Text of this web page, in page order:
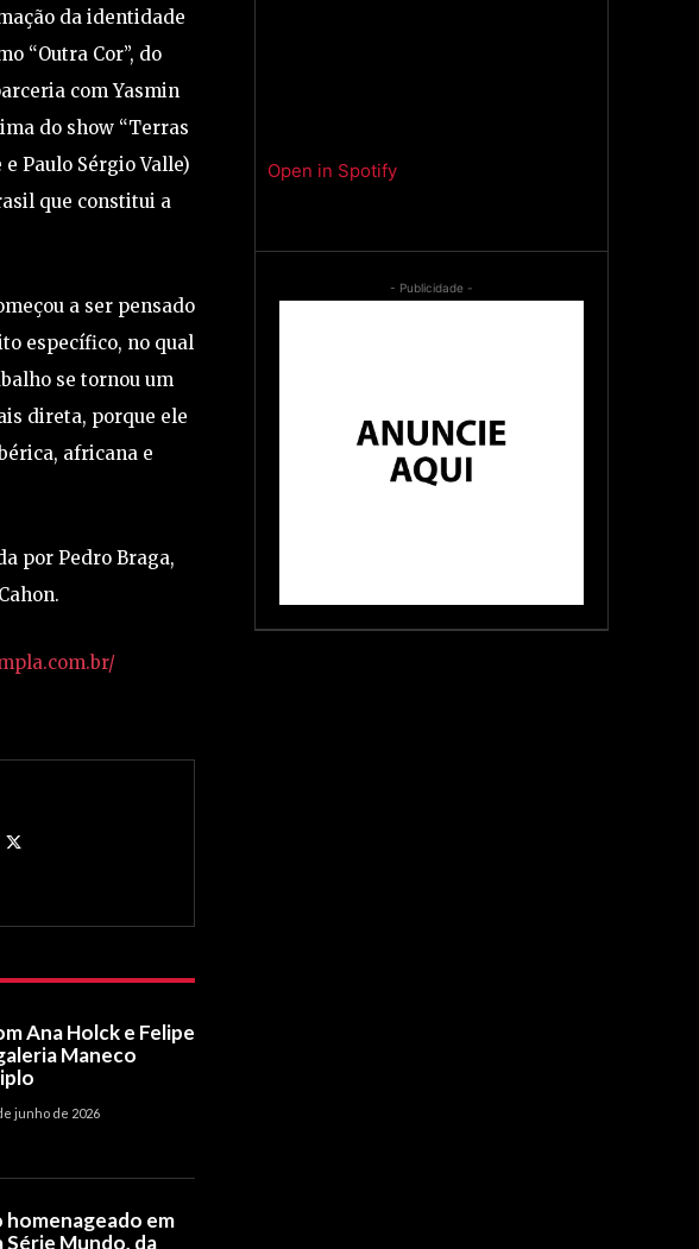
da identidade
“Outra Cor”, do
com Yasmin
do show “Terras
Paulo Sérgio Valle)
que constitui a
a ser pensado
específico, no qual
se tornou um
direta, porque ele
africana e
por Pedro Braga,
Ana Holck e Felipe
Maneco
junho de 2026
homenageado em
Mundo, da
Open in Spotify
- Publicidade -